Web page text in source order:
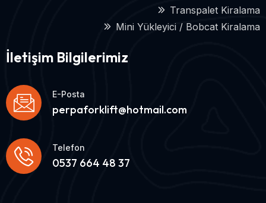
Transpalet Kiralama
Mini Yükleyici / Bobcat Kiralama
İletişim Bilgilerimiz
perpaforklift@hotmail.com
E-Posta
0537 664 48 37
Telefon